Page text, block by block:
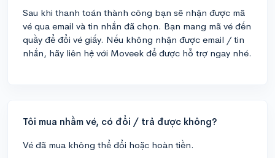
Sau khi thanh toán thành công bạn sẽ nhận được mã
vé qua email và tin nhắn đã chọn. Bạn mang mã vé đến
quầy để đổi vé giấy. Nếu không nhận được email / tin
nhắn, hãy liên hệ với Moveek để được hỗ trợ ngay nhé.
Tôi mua nhầm vé, có đổi / trả được không?
Vé đã mua không thể đổi hoặc hoàn tiền.